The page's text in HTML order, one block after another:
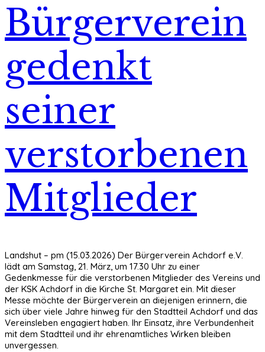
Bürgerverein
gedenkt
seiner
verstorbenen
Mitglieder
Landshut – pm (15.03.2026) Der Bürgerverein Achdorf e.V.
lädt am Samstag, 21. März, um 17.30 Uhr zu einer
Gedenkmesse für die verstorbenen Mitglieder des Vereins und
der KSK Achdorf in die Kirche St. Margaret ein. Mit dieser
Messe möchte der Bürgerverein an diejenigen erinnern, die
sich über viele Jahre hinweg für den Stadtteil Achdorf und das
Vereinsleben engagiert haben. Ihr Einsatz, ihre Verbundenheit
mit dem Stadtteil und ihr ehrenamtliches Wirken bleiben
unvergessen.